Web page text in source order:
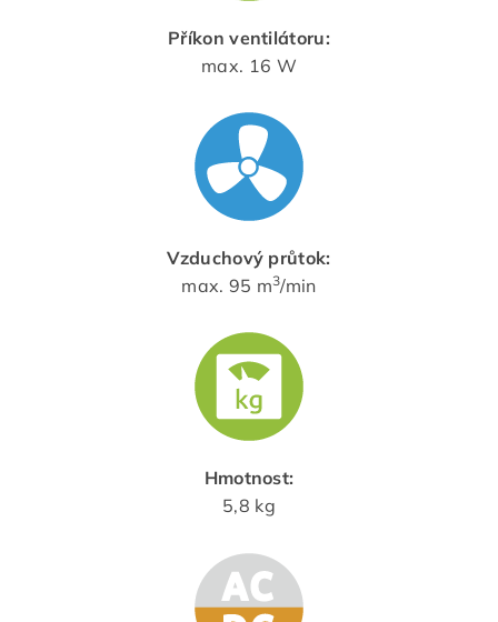
Příkon ventilátoru:
max. 16 W
Vzduchový průtok:
max. 95 m3/min
Hmotnost:
5,8 kg